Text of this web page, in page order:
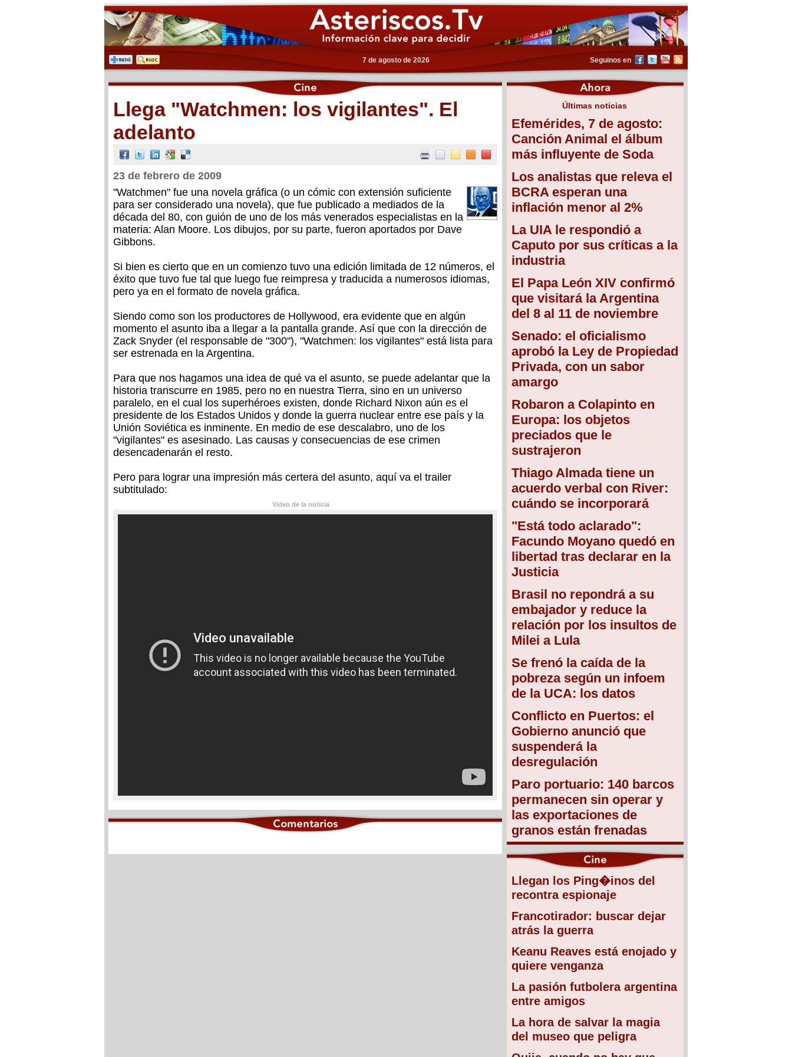
7 de agosto de 2026 Seguinos en
Últimas noticias
Efemérides, 7 de agosto:
Canción Animal el álbum
más influyente de Soda
Los analistas que releva el
BCRA esperan una
inflación menor al 2%
La UIA le respondió a
Caputo por sus críticas a la
industria
El Papa León XIV confirmó
que visitará la Argentina
del 8 al 11 de noviembre
Senado: el oficialismo
aprobó la Ley de Propiedad
Privada, con un sabor
amargo
Robaron a Colapinto en
Europa: los objetos
preciados que le
sustrajeron
Thiago Almada tiene un
acuerdo verbal con River:
cuándo se incorporará
"Está todo aclarado":
Facundo Moyano quedó en
libertad tras declarar en la
Justicia
Brasil no repondrá a su
embajador y reduce la
relación por los insultos de
Milei a Lula
Se frenó la caída de la
pobreza según un infoem
de la UCA: los datos
Conflicto en Puertos: el
Gobierno anunció que
suspenderá la
desregulación
Paro portuario: 140 barcos
permanecen sin operar y
las exportaciones de
granos están frenadas
Llegan los Ping�inos del
recontra espionaje
Francotirador: buscar dejar
atrás la guerra
Keanu Reaves está enojado y
quiere venganza
La pasión futbolera argentina
entre amigos
La hora de salvar la magia
del museo que peligra
Llega "Watchmen: los vigilantes". El
adelanto
23 de febrero de 2009
"Watchmen" fue una novela gráfica (o un cómic con extensión suficiente
para ser considerado una novela), que fue publicado a mediados de la
década del 80, con guión de uno de los más venerados especialistas en la
materia: Alan Moore. Los dibujos, por su parte, fueron aportados por Dave
Gibbons.
Si bien es cierto que en un comienzo tuvo una edición limitada de 12 números, el
éxito que tuvo fue tal que luego fue reimpresa y traducida a numerosos idiomas,
pero ya en el formato de novela gráfica.
Siendo como son los productores de Hollywood, era evidente que en algún
momento el asunto iba a llegar a la pantalla grande. Así que con la dirección de
Zack Snyder (el responsable de "300"), "Watchmen: los vigilantes" está lista para
ser estrenada en la Argentina.
Para que nos hagamos una idea de qué va el asunto, se puede adelantar que la
historia transcurre en 1985, pero no en nuestra Tierra, sino en un universo
paralelo, en el cual los superhéroes existen, donde Richard Nixon aún es el
presidente de los Estados Unidos y donde la guerra nuclear entre ese país y la
Unión Soviética es inminente. En medio de ese descalabro, uno de los
"vigilantes" es asesinado. Las causas y consecuencias de ese crimen
desencadenarán el resto.
Pero para lograr una impresión más certera del asunto, aquí va el trailer
subtitulado:
Video de la noticia